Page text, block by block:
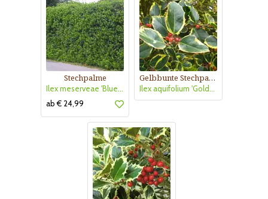
Stechpalme
Ilex meserveae 'Blue Prince'
ab € 24,99
Gelbbunte Stechpalme
Ilex aquifolium 'Golden van Tol'